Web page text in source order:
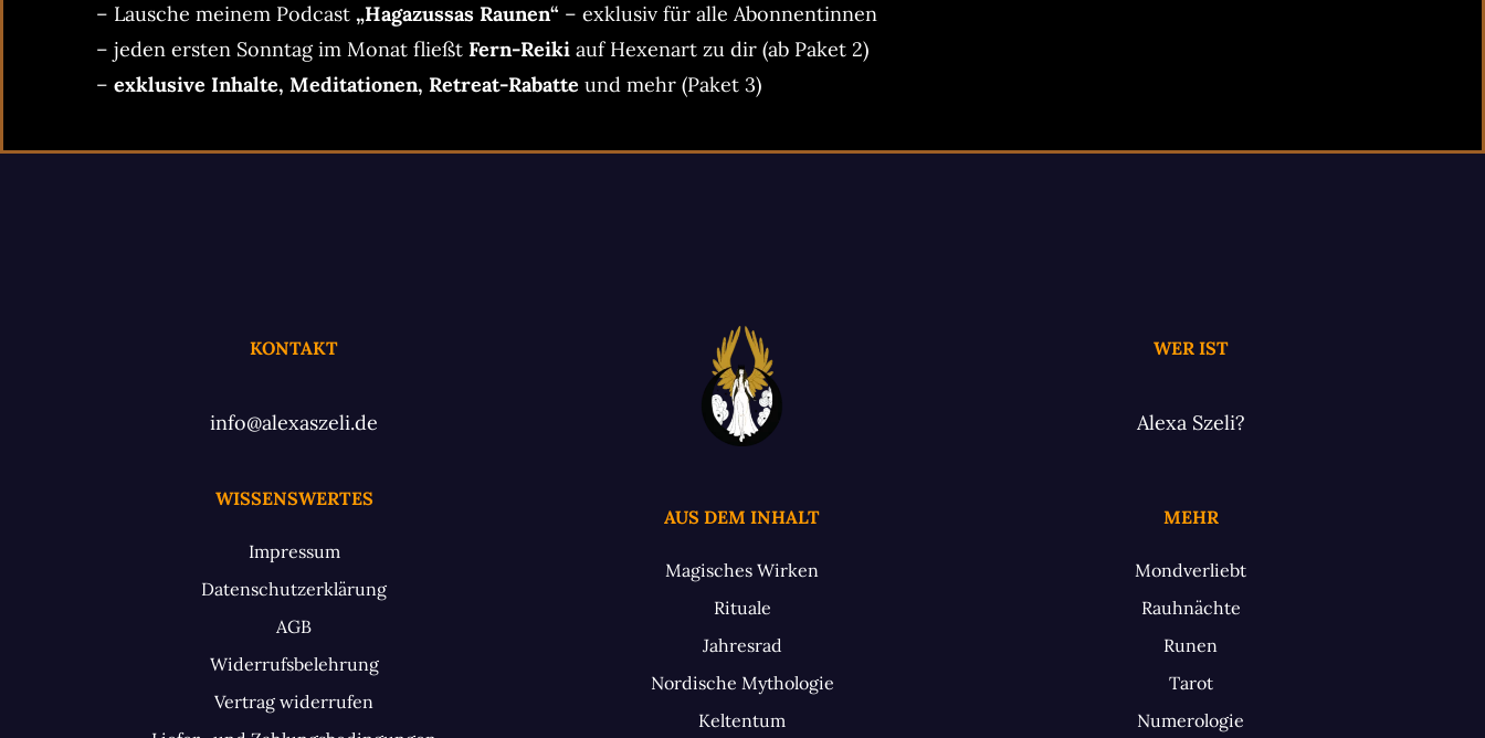
– Lausche meinem Podcast „Hagazussas Raunen“ – exklusiv für alle Abonnentinnen
– jeden ersten Sonntag im Monat fließt Fern-Reikiauf Hexenart zu dir (ab Paket 2)
– exklusive Inhalte, Meditationen, Retreat-Rabatte und mehr (Paket 3)
KONTAKT
info@alexaszeli.de
WER IST
Alexa Szeli?
WISSENSWERTES
Impressum
Datenschutzerklärung
AGB
Widerrufsbelehrung
Vertrag widerrufen
AUS DEM INHALT
Magisches Wirken
Rituale
Jahresrad
Nordische Mythologie
Keltentum
MEHR
Mondverliebt
Rauhnächte
Runen
Tarot
Numerologie